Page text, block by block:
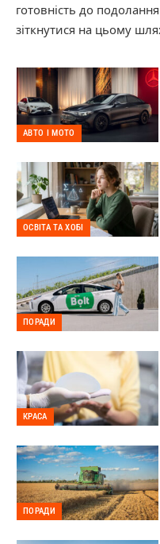
готовність до
зіткнутися на цьому
АВТО І МОТО
ОСВІТА ТА ХОБІ
ПОРАДИ
КРАСА
ПОРАДИ